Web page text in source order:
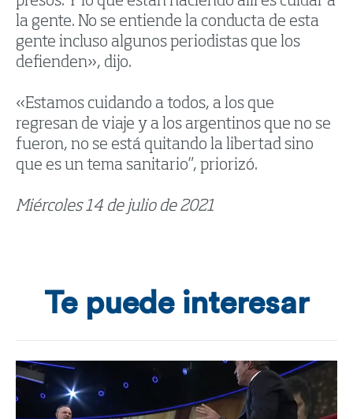
la gente. No se entiende la conducta de esta
gente incluso algunos periodistas que los
defienden», dijo.
«Estamos cuidando a todos, a los que
regresan de viaje y a los argentinos que no se
fueron, no se está quitando la libertad sino
que es un tema sanitario”, priorizó.
Miércoles 14 de julio de 2021
Te puede interesar